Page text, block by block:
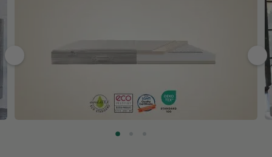
v
nex
t